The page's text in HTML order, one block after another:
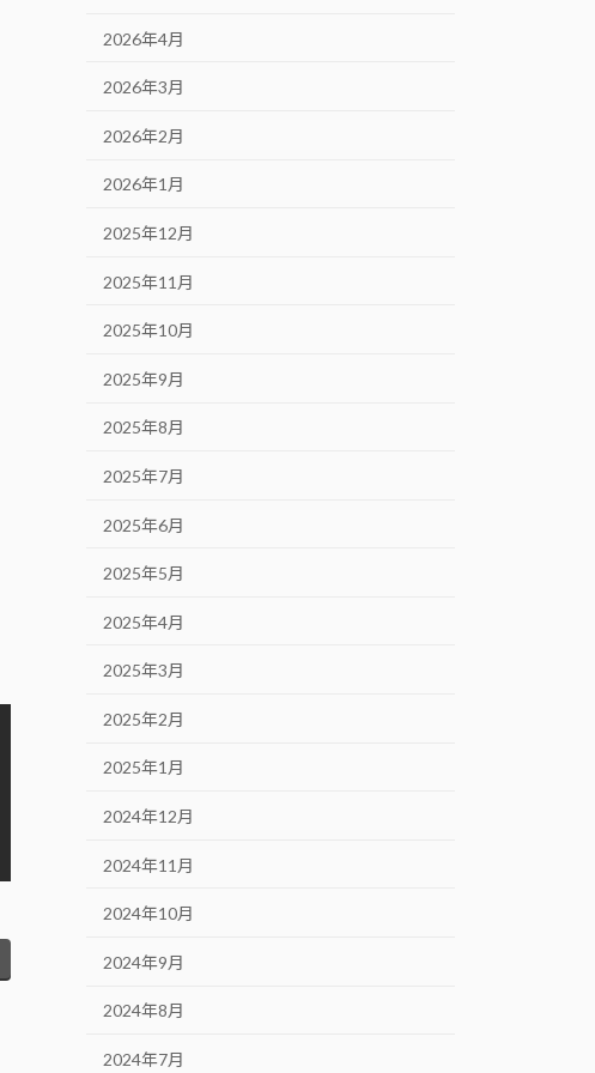
2026年4月
2026年3月
2026年2月
2026年1月
2025年12月
2025年11月
2025年10月
2025年9月
2025年8月
2025年7月
2025年6月
2025年5月
2025年4月
2025年3月
2025年2月
2025年1月
2024年12月
2024年11月
2024年10月
2024年9月
2024年8月
2024年7月